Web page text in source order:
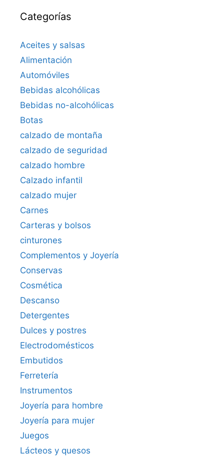
Categorías
Aceites y salsas
Alimentación
Automóviles
Bebidas alcohólicas
Bebidas no-alcohólicas
Botas
calzado de montaña
calzado de seguridad
calzado hombre
Calzado infantil
calzado mujer
Carnes
Carteras y bolsos
cinturones
Complementos y Joyería
Conservas
Cosmética
Descanso
Detergentes
Dulces y postres
Electrodomésticos
Embutidos
Ferretería
Instrumentos
Joyería para hombre
Joyería para mujer
Juegos
Lácteos y quesos